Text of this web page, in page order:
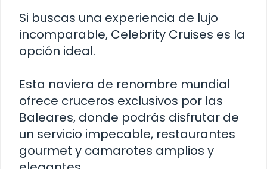
Si buscas una experiencia de lujo
incomparable, Celebrity Cruises es la
opción ideal.
Esta naviera de renombre mundial
ofrece cruceros exclusivos por las
Baleares, donde podrás disfrutar de
un servicio impecable, restaurantes
gourmet y camarotes amplios y